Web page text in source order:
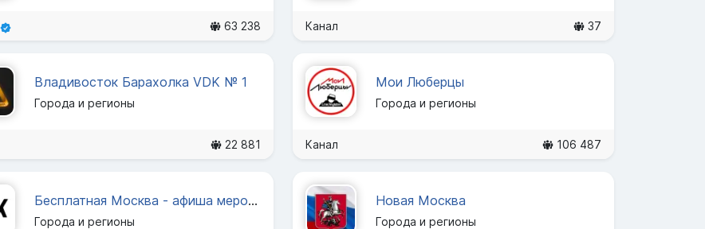
63 238 Канал 37
Владивосток Барахолка VDK № 1
Города и регионы
22 881
Мои Люберцы
Города и регионы
Канал 106 487
Бесплатная Москва - афиша мероприятий
Города и регионы
Новая Москва
Города и регионы